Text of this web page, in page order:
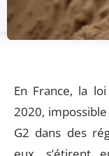
En France, la
2020,
G2 dans des